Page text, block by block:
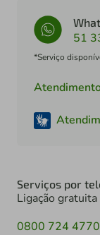
51
*Serviço
Serviços por
Ligação gratuita
0800 724 4770